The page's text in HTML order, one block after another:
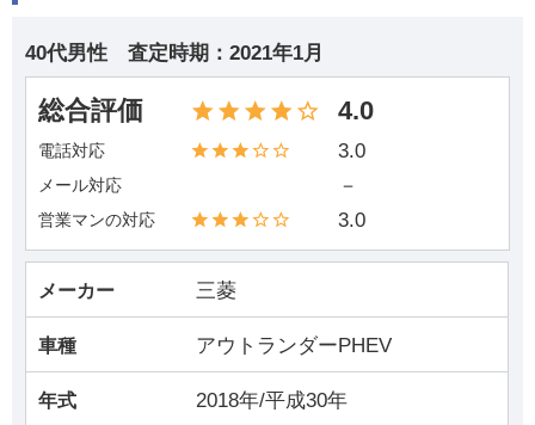
40代男性 査定時期： 2021年1月
総合評価 4.0
電話対応 3.0
メール対応 －
営業マンの対応 3.0
メーカー 三菱
車種 アウトランダーPHEV
年式 2018年/平成30年